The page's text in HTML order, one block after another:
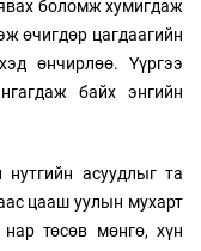
боломж хумигдаж
өчигдөр цагдаагийн
өнчирлөө. Үүргээ
байх энгийн
нутгийн асуудлыг та
цааш уулын мухарт
төсөв мөнгө, хүн